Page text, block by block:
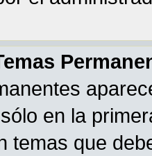
en la
temas que